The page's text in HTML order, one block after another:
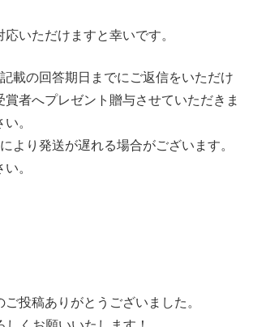
いただけますと幸いです。
載の回答期日までにご返信をいただけ
者へプレゼント贈与させていただきま
。
より発送が遅れる場合がございます。
。
投稿ありがとうございました。